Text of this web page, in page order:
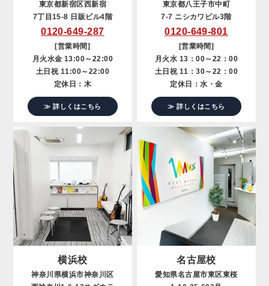
東京都新宿区西新宿
7丁目15-8 日販ビル4階
0120-649-287
[営業時間]
月火水金 13:00～22:00
土日祝 11:00～22:00
定休日：木
≫ 詳しくはこちら
東京都八王子市中町
7-7 ニシカワビル3階
0120-649-801
[営業時間]
月火水 13：00～22：00
土日祝 11：30～22：00
定休日：水・金
≫ 詳しくはこちら
横浜校
神奈川県横浜市神奈川区
名古屋校
愛知県名古屋市東区東桜